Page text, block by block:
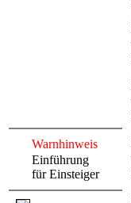
Warnhinweis
Einführung
für Einsteiger